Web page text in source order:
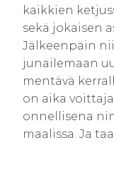
kaikkien
sekä jokaisen
Jälkeenpäin
junailemaan
mentävä
on aika
onnellisena
maalissa. Ja